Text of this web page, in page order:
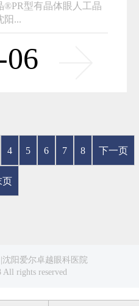
®PR型有晶体眼人工晶
阳...
06
4 5 6 7 8 下一页
页
沈阳爱尔卓越眼科医院
rights reserved